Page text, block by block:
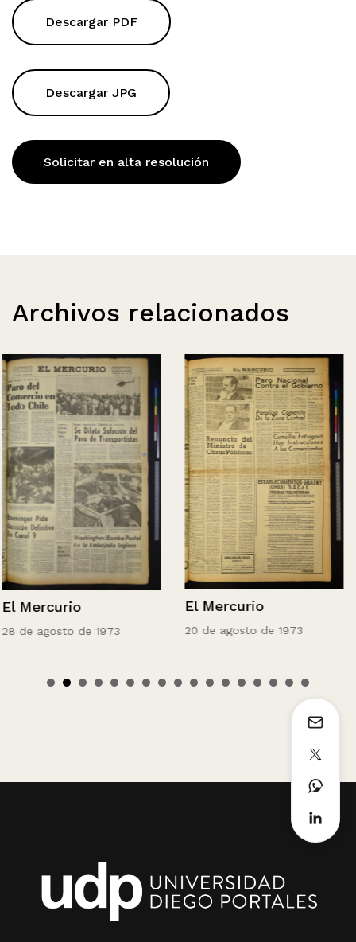
Descargar PDF
Descargar JPG
Solicitar en alta resolución
Archivos relacionados
El Mercurio
28 de agosto de 1973
El Mercurio
20 de agosto de 1973